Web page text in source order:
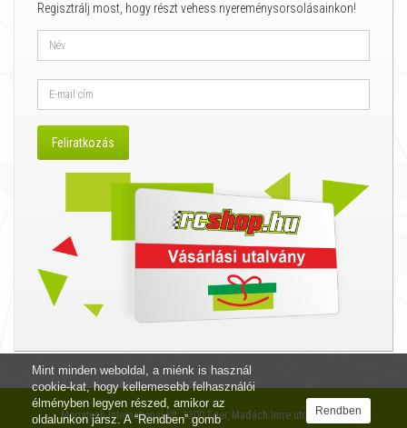
Mint minden weboldal, a miénk is használ
cookie-kat, hogy kellemesebb felhasználói
élményben legyen részed, amikor az
oldalunkon jársz. A “Rendben” gomb
Rendben
Regisztrálj most, hogy részt vehess nyereménysorsolásainkon!
Megatech International Kft. 3300 Eger, Madách Imre utca 12. I/4.